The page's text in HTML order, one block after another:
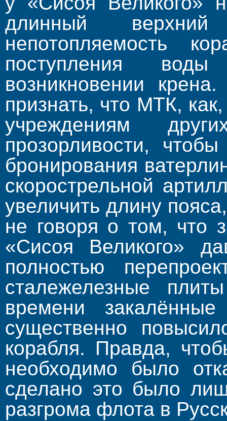
длинный
непотопляемость
поступления
возникновении
признать, что МТК,
учреждениям
прозорливости,
бронирования
скорострельной
увеличить длину
не говоря о том, что
«Сисоя Великого»
полностью
сталежелезные
времени
существенно
корабля. Правда,
необходимо было
сделано это было
разгрома флота в